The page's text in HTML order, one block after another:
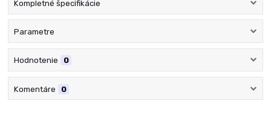
Kompletné špecifikácie
Parametre
Hodnotenie 0
Komentáre 0